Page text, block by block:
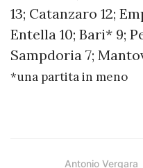
13; Catanzaro 12;
Entella 10; Bari* 9;
Sampdoria 7;
*una partita in meno
Antonio Vergara